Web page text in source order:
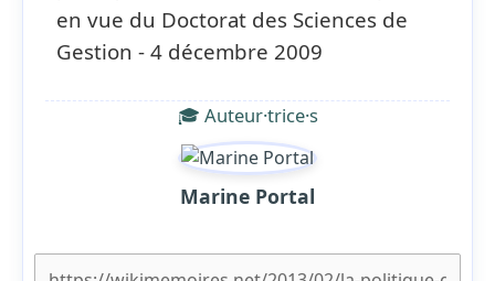
en vue du Doctorat des Sciences de
Gestion - 4 décembre 2009
🎓 Auteur·trice·s
Marine Portal